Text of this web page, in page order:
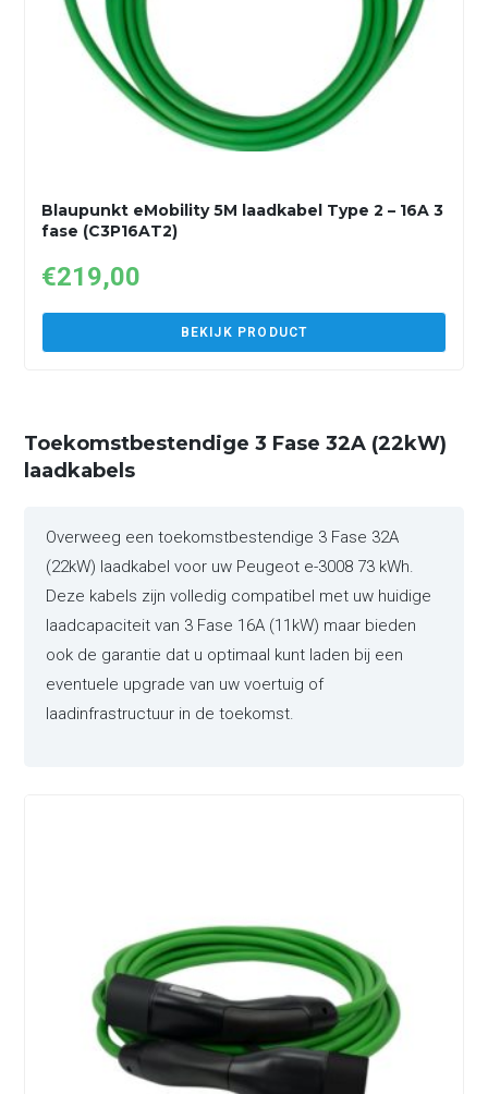
Blaupunkt eMobility 5M laadkabel Type 2 – 16A 3
fase (C3P16AT2)
€219,00
BEKIJK PRODUCT
Toekomstbestendige 3 Fase 32A (22kW)
laadkabels
Overweeg een toekomstbestendige 3 Fase 32A
(22kW) laadkabel voor uw Peugeot e-3008 73 kWh.
Deze kabels zijn volledig compatibel met uw huidige
laadcapaciteit van 3 Fase 16A (11kW) maar bieden
ook de garantie dat u optimaal kunt laden bij een
eventuele upgrade van uw voertuig of
laadinfrastructuur in de toekomst.